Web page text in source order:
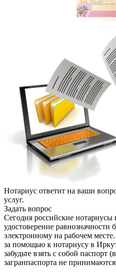
Нотариус ответит на ваши
услуг.
Задать вопрос
Сегодня российские
удостоверение равнозначности
электронному на рабочем
за помощью к нотариусу в
забудьте взять с собой паспорт
загранпаспорта не